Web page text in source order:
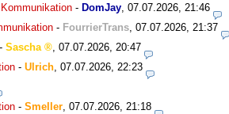
- DomJay 07.07.2026, 21:46
- FourrierTrans 07.07.2026, 21:37
- Sascha
07.07.2026, 20:47
- Ulrich 07.07.2026, 22:23
- Smeller 07.07.2026, 21:18